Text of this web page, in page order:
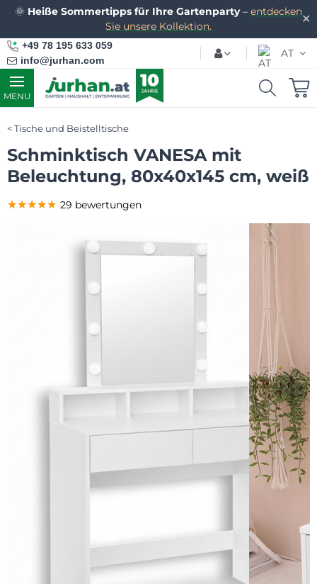
✕
🌞 Heiße Sommertipps für Ihre Gartenparty– entdecken
Sie unsere Kollektion.
+49 78 195 633 059
info@jurhan.com
AT
MENU
Tische und Beistelltische
Schminktisch VANESA mit
Beleuchtung, 80x40x145 cm, weiß
★★★★★
★★★★★
★★★★★ 29 bewertungen